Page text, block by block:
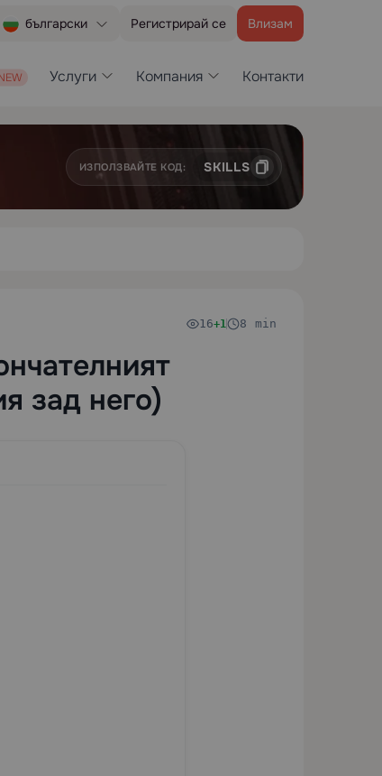
български Регистрирай се Влизам
Услуги Компания Контакти
ИЗПОЛЗВАЙТЕ КОД: SKILLS
16+1 8 min
зад него)